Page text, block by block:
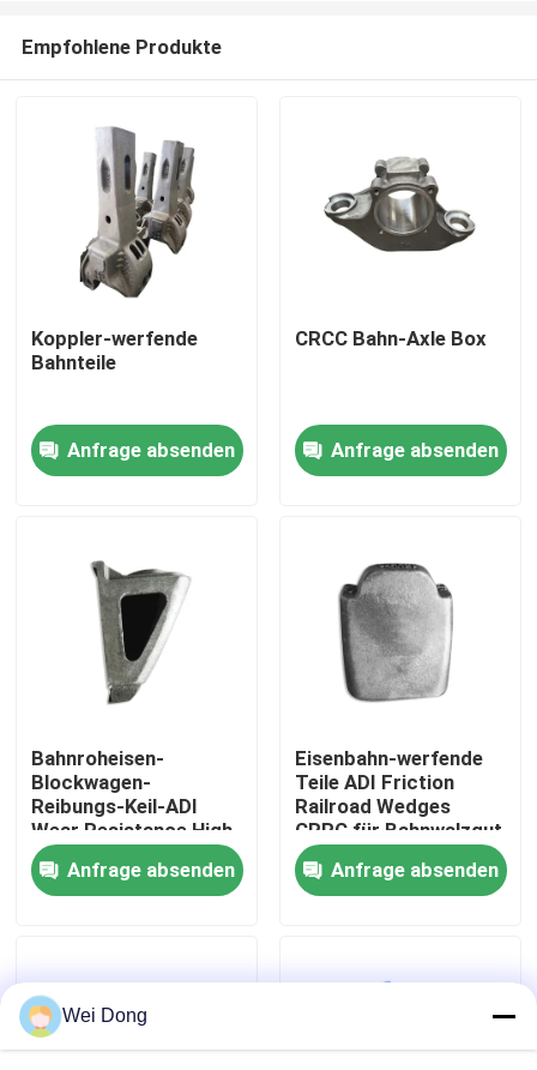
Zu Hause
Produkte
Werksbesichtigung
Qualitätskontrolle
Kontakt mit uns
Neuigkeiten
Blog
Bitte um ein Angebot
Empfohlene Produkte
Koppler-werfende
Bahnteile
Anfrage absenden
CRCC Bahn-Axle Box
Anfrage absenden
Bahnroheisen-
Blockwagen-
Reibungs-Keil-ADI
Wear Resistance High
Temperature-
Widerstand
Anfrage absenden
Eisenbahn-werfende
Teile ADI Friction
Railroad Wedges
CRRC für Bahnwalzgut
Anfrage absenden
Wei Dong